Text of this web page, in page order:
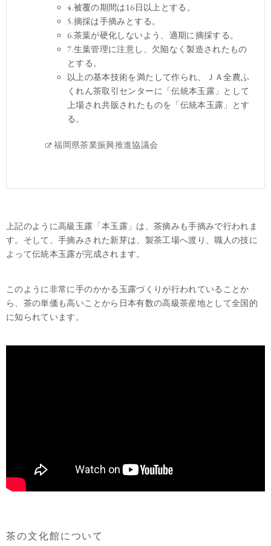
4.被覆の期間は16日以上とする。
5.摘採は手摘みとする。
6.茶葉が硬化しないよう、適期に摘採する。
7.生葉管理に注意し、欠陥なく製造されたもの
とする。
以上の基本技術を満たして作られ、ＪＡ全農ふ
くれん茶取引センターに「伝統本玉露」として
上場され共販されたものを「伝統本玉露」とす
る。
福岡県茶業振興推進協議会
上記のように高級玉露「本玉露」は、茶摘みも手摘みで行われま
す。そして、手摘みされた新芽は、製茶工場へ渡り、職人の技に
よって伝統本玉露が完成されます。
このように非常に手のかかる玉露づくりが行われていることか
ら、茶の単価も高いことから日本有数の高級茶産地として全国的
に知られています。
茶の文化館について